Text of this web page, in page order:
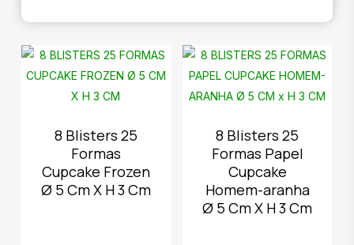
8 Blisters 25
Formas
Cupcake Frozen
Ø 5 Cm X H 3 Cm
8 Blisters 25
Formas Papel
Cupcake
Homem-aranha
Ø 5 Cm X H 3 Cm